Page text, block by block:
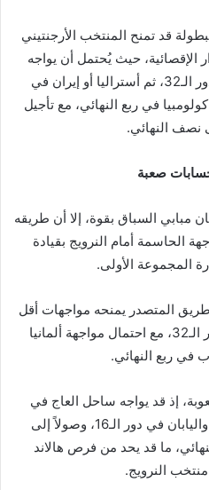
قد تمنح المنتخب الأرجنتيني
الإقصائية، حيث يُحتمل أن يواجه
أوروغواي أو الرأس الأخضر في دور الـ32، ثم أستراليا أو إيران في
أو كولومبيا في ربع النهائي، مع تأجيل
نصف النهائي.
صعبة
مبابي السباق بقوة، إلا أن طريقه
الحاسمة أمام النرويج بقيادة
المجموعة الأولى.
المتصدر يمنحه مواجهات أقل
تعقيداً نسبياً، تبدأ بالسويد في دور الـ32، مع احتمال مواجهة ألمانيا
إذ قد يواجه ساحل العاج في
دور الـ32، ثم الفائز من البرازيل واليابان في دور الـ16، وصولاً إلى
ما قد يحد من فرص هالاند
النرويج.